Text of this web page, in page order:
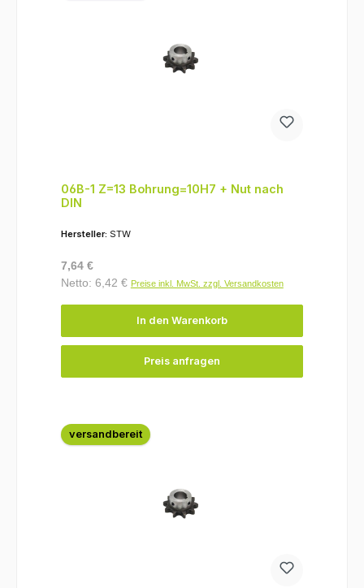
06B-1 Z=13 Bohrung=10H7 + Nut nach
DIN
Hersteller: STW
Regulärer Preis:
7,64 €
Netto: 6,42 € Preise inkl. MwSt. zzgl. Versandkosten
In den Warenkorb
Preis anfragen
versandbereit